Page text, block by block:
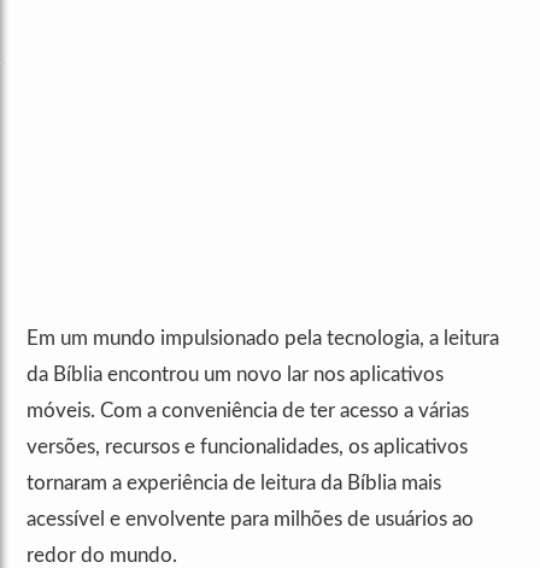
Em um mundo impulsionado pela tecnologia, a leitura
da Bíblia encontrou um novo lar nos aplicativos
móveis. Com a conveniência de ter acesso a várias
versões, recursos e funcionalidades, os aplicativos
tornaram a experiência de leitura da Bíblia mais
acessível e envolvente para milhões de usuários ao
redor do mundo.